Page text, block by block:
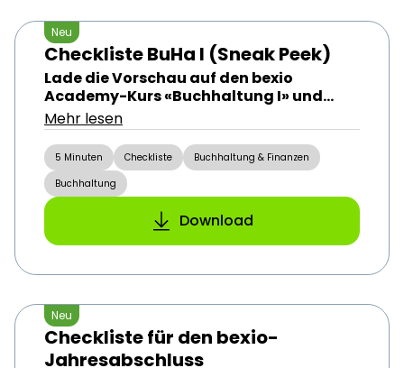
Neu
Checkliste BuHa I (Sneak Peek)
Lade die Vorschau auf den bexio
Academy-Kurs «Buchhaltung I» und
sichere dir 30 % Rabatt auf diesen Kurs.
Mehr lesen
5 Minuten Checkliste
Buchhaltung & Finanzen
Buchhaltung
Download
Neu
Checkliste für den bexio-
Jahresabschluss